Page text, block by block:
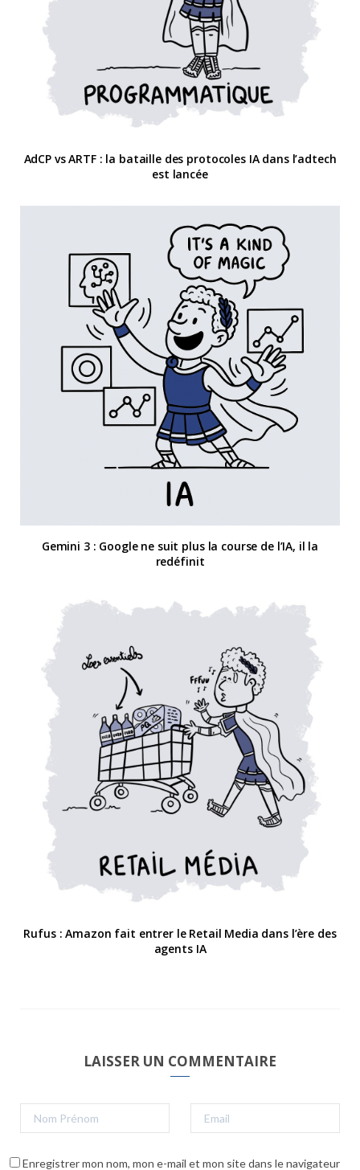
AdCP vs ARTF : la bataille des protocoles IA dans l’adtech
est lancée
Gemini 3 : Google ne suit plus la course de l’IA, il la
redéfinit
Rufus : Amazon fait entrer le Retail Media dans l’ère des
agents IA
LAISSER UN COMMENTAIRE
Enregistrer mon nom, mon e-mail et mon site dans le navigateur